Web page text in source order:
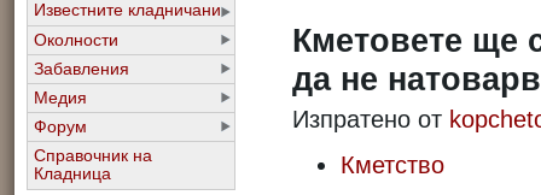
Известните кладничани
Околности
Забавления
Медия
Форум
Справочник на
Кладница
Кметовете ще
да не
Изпратено от
Кметство